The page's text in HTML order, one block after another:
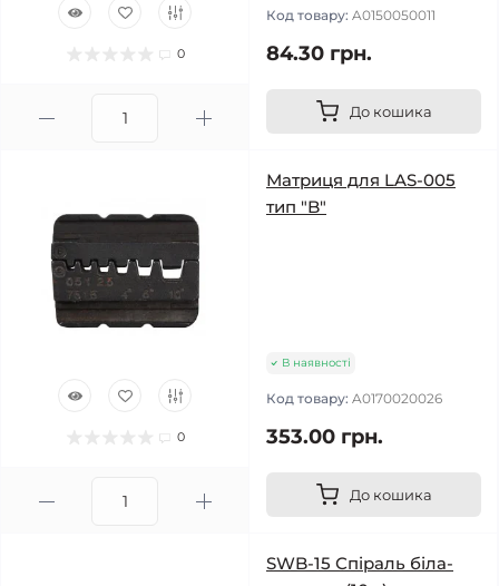
0
Код товару: A0150050011
84.30 грн.
До кошика
0
Матриця для LAS-005
тип "B"
В наявності
Код товару: A0170020026
353.00 грн.
До кошика
SWB-15 Спіраль біла-